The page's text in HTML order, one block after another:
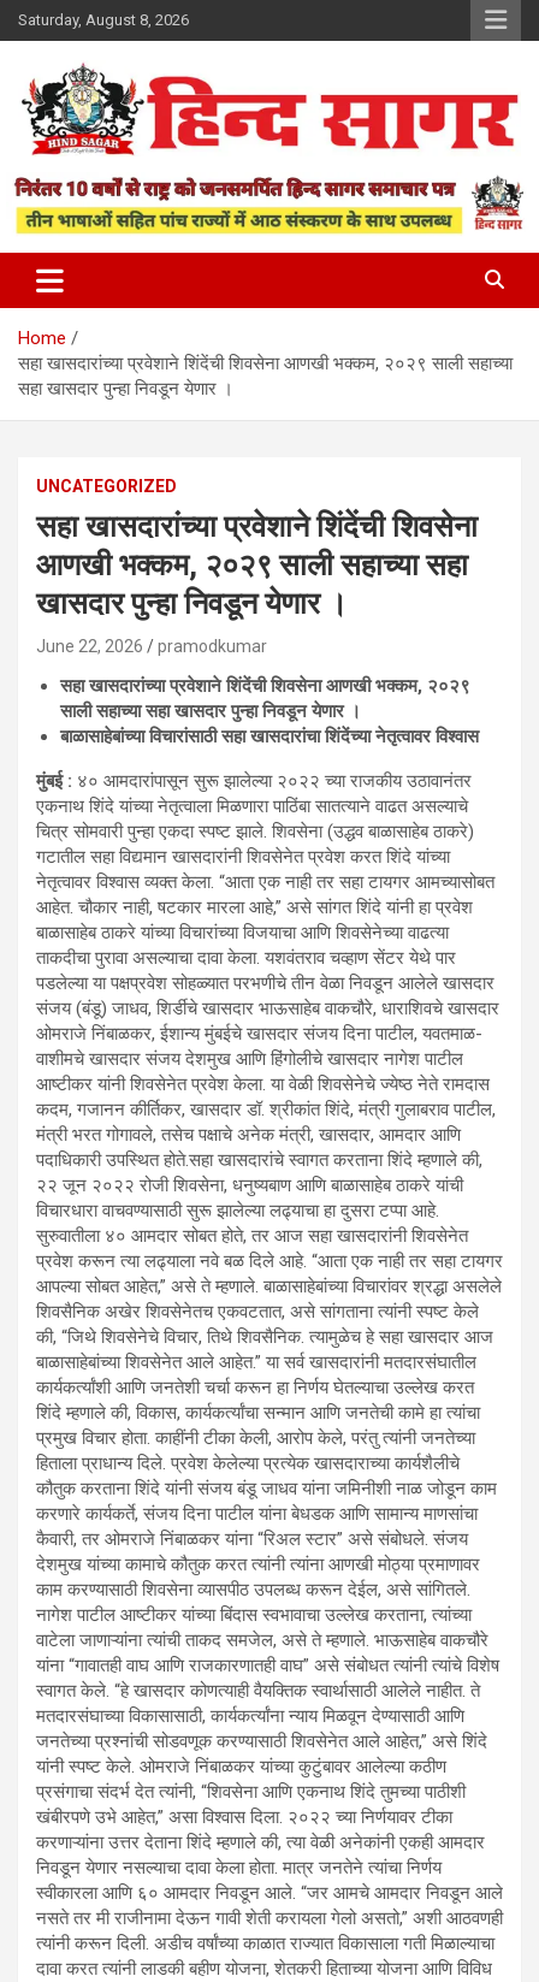
Skip
to
Saturday, August 8, 2026
Hind Sagar
Home
सहा खासदारांच्या प्रवेशाने शिंदेंची शिवसेना आणखी भक्कम, २०२९ साली सहाच्या
सहा खासदार पुन्हा निवडून येणार ।
UNCATEGORIZED
सहा खासदारांच्या प्रवेशाने शिंदेंची शिवसेना
आणखी भक्कम, २०२९ साली सहाच्या सहा
खासदार पुन्हा निवडून येणार ।
June 22, 2026 pramodkumar
सहा खासदारांच्या प्रवेशाने शिंदेंची शिवसेना आणखी भक्कम, २०२९
साली सहाच्या सहा खासदार पुन्हा निवडून येणार ।
बाळासाहेबांच्या विचारांसाठी सहा खासदारांचा शिंदेंच्या नेतृत्वावर विश्वास
मुंबई : ४० आमदारांपासून सुरू झालेल्या २०२२ च्या राजकीय उठावानंतर
एकनाथ शिंदे यांच्या नेतृत्वाला मिळणारा पाठिंबा सातत्याने वाढत असल्याचे
चित्र सोमवारी पुन्हा एकदा स्पष्ट झाले. शिवसेना (उद्धव बाळासाहेब ठाकरे)
गटातील सहा विद्यमान खासदारांनी शिवसेनेत प्रवेश करत शिंदे यांच्या
नेतृत्वावर विश्वास व्यक्त केला. “आता एक नाही तर सहा टायगर आमच्यासोबत
आहेत. चौकार नाही, षटकार मारला आहे,” असे सांगत शिंदे यांनी हा प्रवेश
बाळासाहेब ठाकरे यांच्या विचारांच्या विजयाचा आणि शिवसेनेच्या वाढत्या
ताकदीचा पुरावा असल्याचा दावा केला. यशवंतराव चव्हाण सेंटर येथे पार
पडलेल्या या पक्षप्रवेश सोहळ्यात परभणीचे तीन वेळा निवडून आलेले खासदार
संजय (बंडू) जाधव, शिर्डीचे खासदार भाऊसाहेब वाकचौरे, धाराशिवचे खासदार
ओमराजे निंबाळकर, ईशान्य मुंबईचे खासदार संजय दिना पाटील, यवतमाळ-
वाशीमचे खासदार संजय देशमुख आणि हिंगोलीचे खासदार नागेश पाटील
आष्टीकर यांनी शिवसेनेत प्रवेश केला. या वेळी शिवसेनेचे ज्येष्ठ नेते रामदास
कदम, गजानन कीर्तिकर, खासदार डॉ. श्रीकांत शिंदे, मंत्री गुलाबराव पाटील,
मंत्री भरत गोगावले, तसेच पक्षाचे अनेक मंत्री, खासदार, आमदार आणि
पदाधिकारी उपस्थित होते.सहा खासदारांचे स्वागत करताना शिंदे म्हणाले की,
२२ जून २०२२ रोजी शिवसेना, धनुष्यबाण आणि बाळासाहेब ठाकरे यांची
विचारधारा वाचवण्यासाठी सुरू झालेल्या लढ्याचा हा दुसरा टप्पा आहे.
सुरुवातीला ४० आमदार सोबत होते, तर आज सहा खासदारांनी शिवसेनेत
प्रवेश करून त्या लढ्याला नवे बळ दिले आहे. “आता एक नाही तर सहा टायगर
आपल्या सोबत आहेत,” असे ते म्हणाले. बाळासाहेबांच्या विचारांवर श्रद्धा असलेले
शिवसैनिक अखेर शिवसेनेतच एकवटतात, असे सांगताना त्यांनी स्पष्ट केले
की, “जिथे शिवसेनेचे विचार, तिथे शिवसैनिक. त्यामुळेच हे सहा खासदार आज
बाळासाहेबांच्या शिवसेनेत आले आहेत.” या सर्व खासदारांनी मतदारसंघातील
कार्यकर्त्यांशी आणि जनतेशी चर्चा करून हा निर्णय घेतल्याचा उल्लेख करत
शिंदे म्हणाले की, विकास, कार्यकर्त्यांचा सन्मान आणि जनतेची कामे हा त्यांचा
प्रमुख विचार होता. काहींनी टीका केली, आरोप केले, परंतु त्यांनी जनतेच्या
हिताला प्राधान्य दिले. प्रवेश केलेल्या प्रत्येक खासदाराच्या कार्यशैलीचे
कौतुक करताना शिंदे यांनी संजय बंडू जाधव यांना जमिनीशी नाळ जोडून काम
करणारे कार्यकर्ते, संजय दिना पाटील यांना बेधडक आणि सामान्य माणसांचा
कैवारी, तर ओमराजे निंबाळकर यांना “रिअल स्टार” असे संबोधले. संजय
देशमुख यांच्या कामाचे कौतुक करत त्यांनी त्यांना आणखी मोठ्या प्रमाणावर
काम करण्यासाठी शिवसेना व्यासपीठ उपलब्ध करून देईल, असे सांगितले.
नागेश पाटील आष्टीकर यांच्या बिंदास स्वभावाचा उल्लेख करताना, त्यांच्या
वाटेला जाणाऱ्यांना त्यांची ताकद समजेल, असे ते म्हणाले. भाऊसाहेब वाकचौरे
यांना “गावातही वाघ आणि राजकारणातही वाघ” असे संबोधत त्यांनी त्यांचे विशेष
स्वागत केले. “हे खासदार कोणत्याही वैयक्तिक स्वार्थासाठी आलेले नाहीत. ते
मतदारसंघाच्या विकासासाठी, कार्यकर्त्यांना न्याय मिळवून देण्यासाठी आणि
जनतेच्या प्रश्नांची सोडवणूक करण्यासाठी शिवसेनेत आले आहेत,” असे शिंदे
यांनी स्पष्ट केले. ओमराजे निंबाळकर यांच्या कुटुंबावर आलेल्या कठीण
प्रसंगाचा संदर्भ देत त्यांनी, “शिवसेना आणि एकनाथ शिंदे तुमच्या पाठीशी
खंबीरपणे उभे आहेत,” असा विश्वास दिला. २०२२ च्या निर्णयावर टीका
करणाऱ्यांना उत्तर देताना शिंदे म्हणाले की, त्या वेळी अनेकांनी एकही आमदार
निवडून येणार नसल्याचा दावा केला होता. मात्र जनतेने त्यांचा निर्णय
स्वीकारला आणि ६० आमदार निवडून आले. “जर आमचे आमदार निवडून आले
नसते तर मी राजीनामा देऊन गावी शेती करायला गेलो असतो,” अशी आठवणही
त्यांनी करून दिली. अडीच वर्षांच्या काळात राज्यात विकासाला गती मिळाल्याचा
दावा करत त्यांनी लाडकी बहीण योजना, शेतकरी हिताच्या योजना आणि विविध